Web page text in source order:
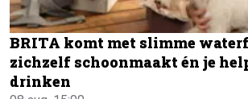
BRITA komt met slimme
zichzelf schoonmaakt én je
drinken